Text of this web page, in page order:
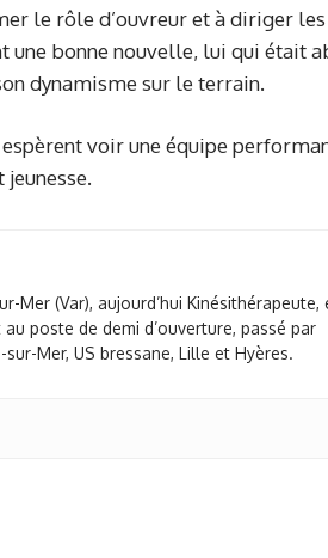
le rôle d’ouvreur et à diriger
une bonne nouvelle, lui qui était
dynamisme sur le terrain.
voir une équipe
Mer (Var), aujourd’hui Kinésithérapeute,
poste de demi d’ouverture, passé par
Mer, US bressane, Lille et Hyères.